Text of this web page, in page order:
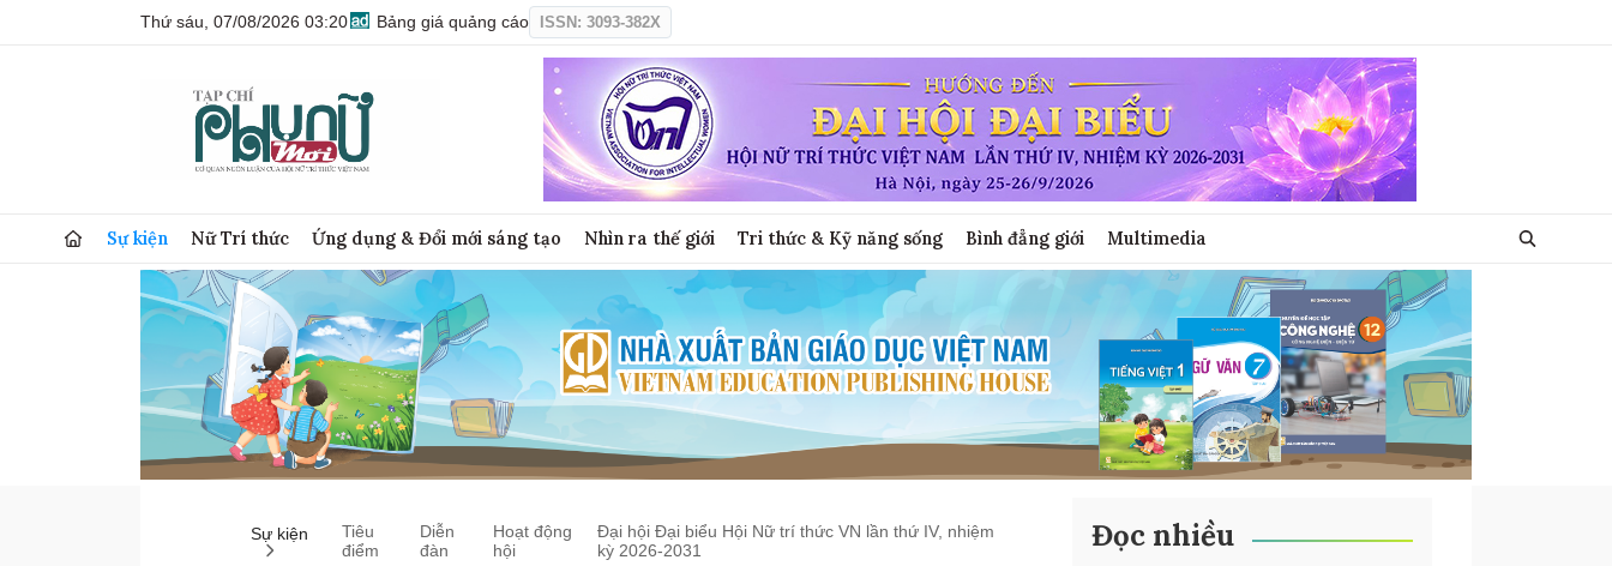
Thứ sáu, 07/08/2026 03:20 Bảng giá quảng cáo ISSN: 3093-382X
Sự kiện Nữ Trí thức Ứng dụng & Đổi mới sáng tạo Nhìn ra thế giới Tri thức & Kỹ năng sống Bình đẳng giới Multimedia
Sự kiện
Tiêu
điểm
Diễn
đàn
Hoạt động
hội
Đại hội Đại biểu Hội Nữ trí thức VN lần thứ IV, nhiệm
kỳ 2026-2031
Đọc nhiều